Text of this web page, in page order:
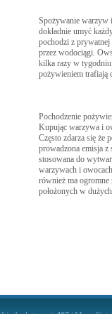
Spożywanie warzyw
dokładnie umyć
pochodzi z prywatnej
przez wodociągi.
kilka razy w
pożywieniem trafiają
Pochodzenie
Kupując warzywa i
Często zdarza się że
prowadzona emisja
stosowana do
warzywach i
również ma ogromne
położonych w